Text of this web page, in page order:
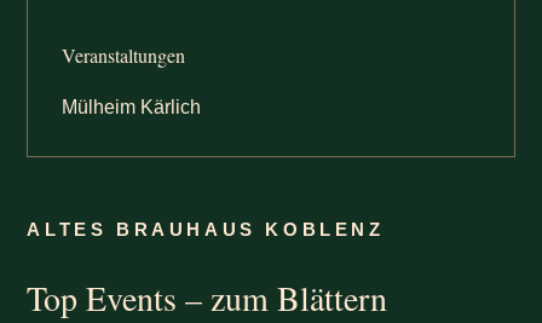
Veranstaltungen
Mülheim Kärlich
ALTES BRAUHAUS KOBLENZ
Top Events – zum Blättern